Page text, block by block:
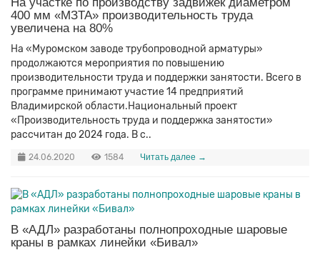
400 мм «МЗТА» производительность труда
увеличена на 80%
На «Муромском заводе трубопроводной арматуры»
продолжаются мероприятия по повышению
производительности труда и поддержки занятости. Всего в
программе принимают участие 14 предприятий
Владимирской области.Национальный проект
«Производительность труда и поддержка занятости»
рассчитан до 2024 года. В с..
24.06.2020 1584 Читать далее →
В «АДЛ» разработаны полнопроходные шаровые
краны в рамках линейки «Бивал»